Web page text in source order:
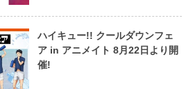
ハイキュー!! クールダウンフェ
ア in アニメイト 8月22日より開
催!